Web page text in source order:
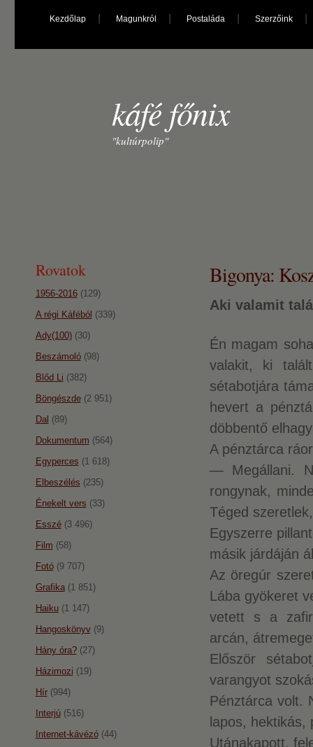
Kezdőlap Magunkról Postaláda Szerzőink
káfé főnix
"kultúrpolip"
Bigonya:
Aki valamit
Én magam
valakit, ki
sétabotjára
hevert a
döbbentő
A pénztárca
— Megállani.
rongynak,
Téged
Egyszerre
másik járdáján
Az öregúr
Lába gyökeret
vetett s a
arcán,
Először
varangyot
Pénztárca volt.
lapos,
Utánakapott,
Rovatok
1956-2016(129)
A régi Káféból (339)
Ady(100)(30)
Beszámoló(98)
Blőd Li (382)
Böngészde(2 951)
Dal (89)
Dokumentum (564)
Egyperces (1 618)
Elbeszélés (235)
Énekelt vers (33)
Esszé(3 496)
Film (58)
Fotó(9 707)
Grafika(1 851)
Haiku(1 147)
Hangoskönyv(9)
Hány óra?(27)
Házimozi (19)
Hír(994)
Interjú(516)
Internet-kávézó(44)